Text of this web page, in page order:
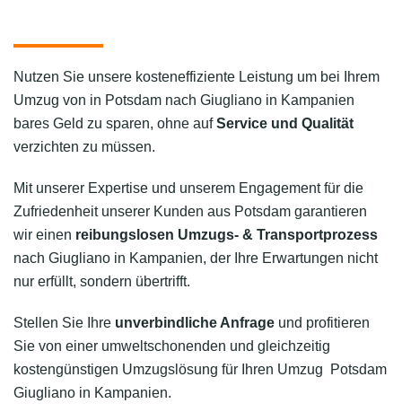
Nutzen Sie unsere kosteneffiziente Leistung um bei Ihrem
Umzug von in Potsdam nach Giugliano in Kampanien
bares Geld zu sparen, ohne aufService und Qualität
verzichten zu müssen.
Mit unserer Expertise und unserem Engagement für die
Zufriedenheit unserer Kunden aus Potsdam garantieren
wir einen reibungslosen Umzugs- & Transportprozess
nach Giugliano in Kampanien, der Ihre Erwartungen nicht
nur erfüllt, sondern übertrifft.
Stellen Sie Ihre unverbindliche Anfrage und profitieren
Sie von einer umweltschonenden und gleichzeitig
kostengünstigen Umzugslösung für Ihren Umzug Potsdam
Giugliano in Kampanien.